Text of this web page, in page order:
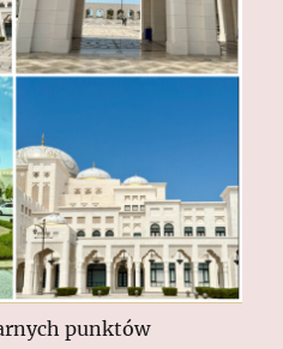
punktów